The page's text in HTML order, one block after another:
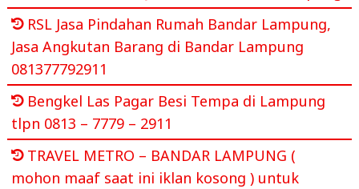
RSL Jasa Pindahan Rumah Bandar Lampung,
Jasa Angkutan Barang di Bandar Lampung
081377792911
Bengkel Las Pagar Besi Tempa di Lampung
tlpn 0813 – 7779 – 2911
TRAVEL METRO – BANDAR LAMPUNG (
mohon maaf saat ini iklan kosong ) untuk